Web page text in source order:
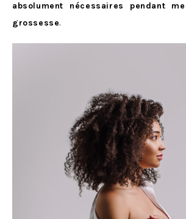
absolument nécessaires pendant
grossesse.